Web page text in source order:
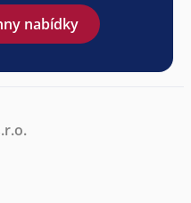
nabídky